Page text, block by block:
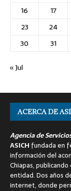
16
17
23
24
30
31
« Jul
ACERCA DE
Agencia de
ASICH fundada en
información del
Chiapas,
entidad. Dos años
internet, donde